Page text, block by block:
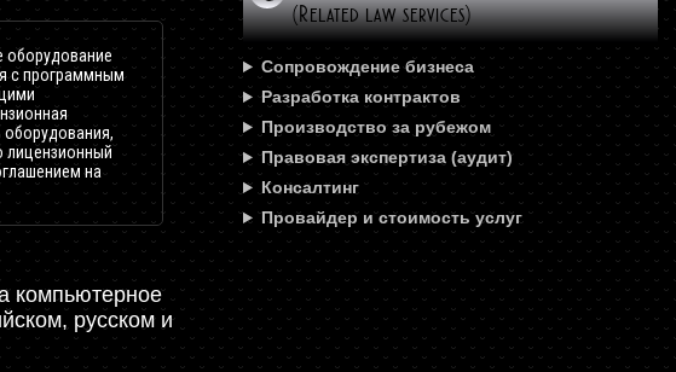
оборудование
с программным
оборудования,
лицензионный
на
компьютерное
русском и
(Related law services)
Сопровождение бизнеса
Разработка контрактов
Производство за рубежом
Правовая экспертиза (аудит)
Консалтинг
Провайдер и стоимость услуг